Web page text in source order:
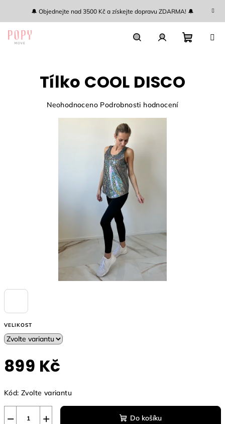
obsah
🔔 Objednejte nad 3500 Kč a získejte dopravu ZDARMA! 🔔
VELIKOST
899 Kč
cena:
Kód: Zvolte variantu
+
− Do košíku
Tílko COOL DISCO
Průměrné
Neohodnoceno Podrobnosti hodnocení